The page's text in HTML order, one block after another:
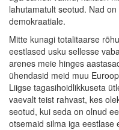
lahutamatult seotud. Nad
demokraatiale.
Mitte kunagi totalitaarse
eestlased usku sellesse
arenes meie hinges
ühendasid meid muu
Liigse tagasihoidlikkuseta
vaevalt teist rahvast, kes
seotud, kui seda on olnud
otsemaid silma iga eestlase